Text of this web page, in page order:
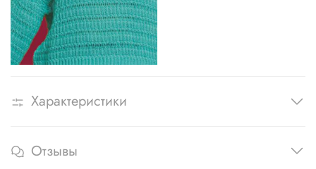
Характеристики
Отзывы